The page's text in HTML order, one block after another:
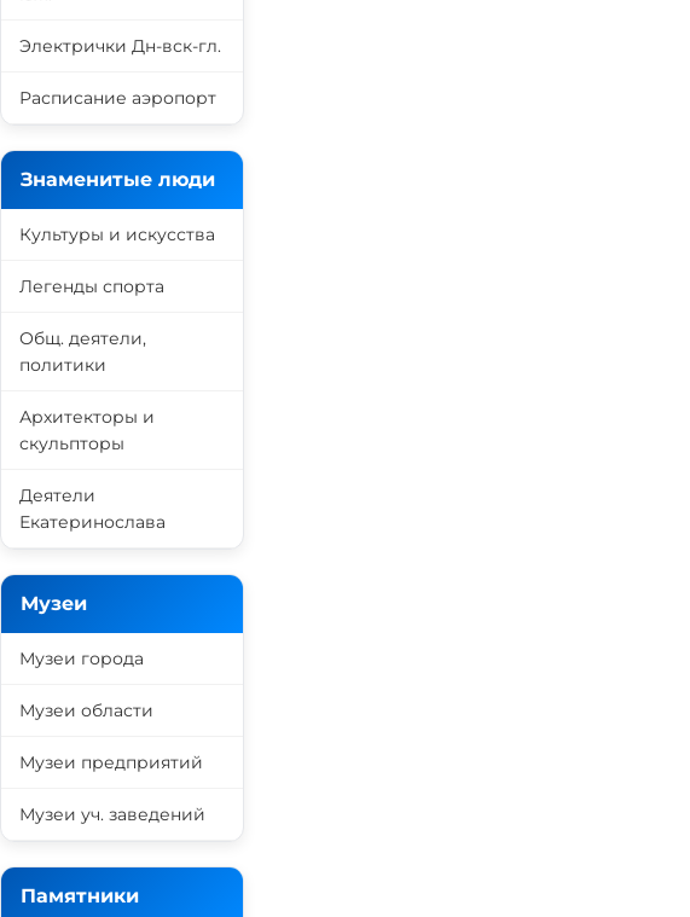
Электрички Дн-вск-гл.
Расписание аэропорт
Знаменитые люди
Культуры и искусства
Легенды спорта
Общ. деятели,
политики
Архитекторы и
скульпторы
Деятели
Екатеринослава
Музеи
Музеи города
Музеи области
Музеи предприятий
Музеи уч. заведений
Памятники